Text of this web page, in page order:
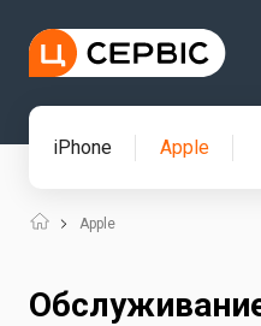
iPhone Apple
Apple